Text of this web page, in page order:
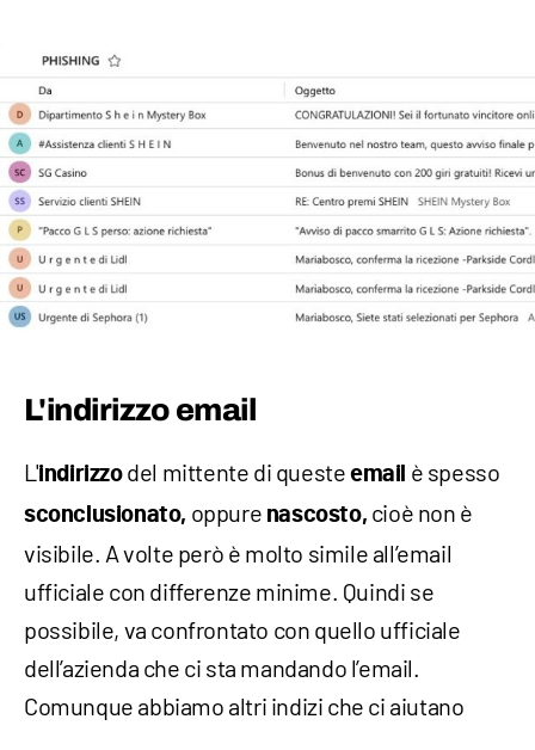
L'indirizzo email
L'indirizzo del mittente di questeemail è spesso
sconclusionato, oppure nascosto, cioè non è
visibile. A volte però è molto simile all’email
ufficiale con differenze minime. Quindi se
possibile, va confrontato con quello ufficiale
dell’azienda che ci sta mandando l’email.
Comunque abbiamo altri indizi che ci aiutano